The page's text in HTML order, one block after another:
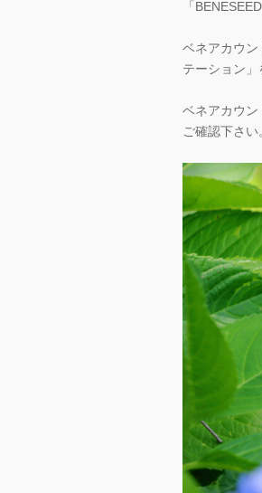
「
ベネアカウ
テーション」
ベネアカウ
ご確認下さい